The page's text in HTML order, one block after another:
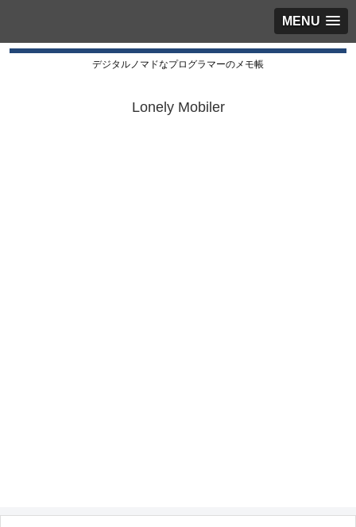
MENU
デジタルノマドなプログラマーのメモ帳
Lonely Mobiler